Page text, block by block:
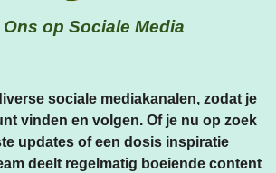
Ons op Sociale Media
sociale mediakanalen, zodat je
vinden en volgen. Of je nu op zoek
updates of een dosis inspiratie
deelt regelmatig boeiende content